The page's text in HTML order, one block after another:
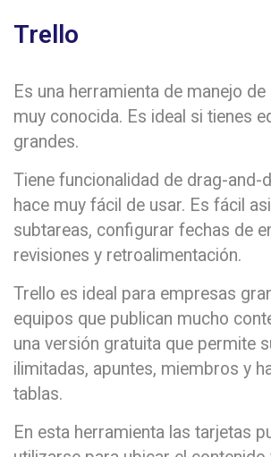
Trello
Es una herramienta de manejo
muy conocida. Es ideal si tienes
grandes.
Tiene funcionalidad de drag-and-
hace muy fácil de usar. Es fácil
subtareas, configurar fechas de
revisiones y retroalimentación.
Trello es ideal para empresas
equipos que publican mucho
una versión gratuita que permite
ilimitadas, apuntes, miembros y
tablas.
En esta herramienta las tarjetas